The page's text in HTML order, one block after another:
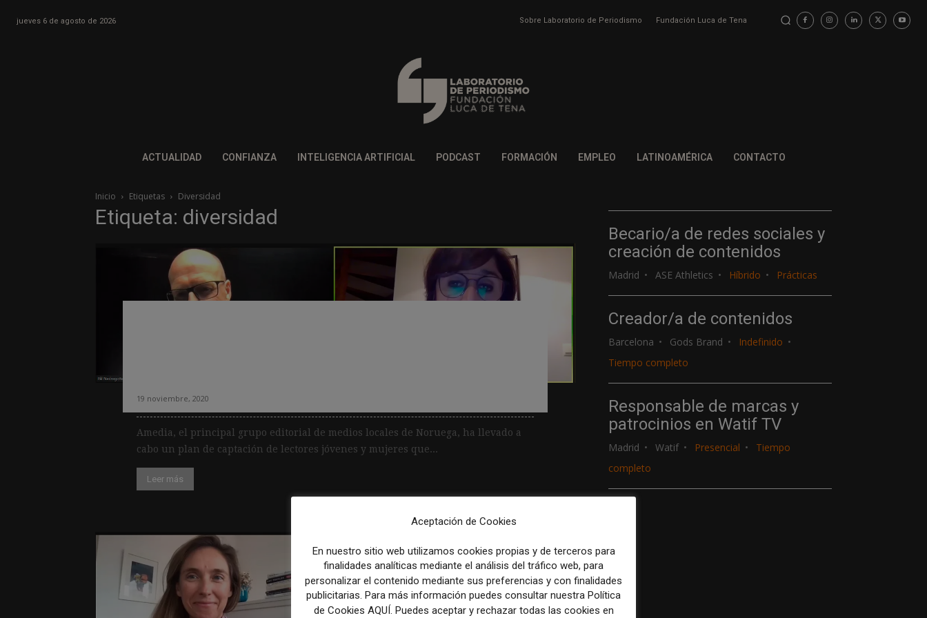
jueves 6 de agosto de 2026 Sobre Laboratorio de Periodismo Fundación Luca de Tena
ACTUALIDAD CONFIANZA INTELIGENCIA ARTIFICIAL PODCAST FORMACIÓN EMPLEO LATINOAMÉRICA CONTACTO
Inicio Etiquetas Diversidad
Etiqueta: diversidad
19 noviembre, 2020
Amedia, el principal grupo editorial de medios locales de Noruega, ha llevado a
cabo un plan de captación de lectores jóvenes y mujeres que...
Leer más
Becario/a de redes sociales y
creación de contenidos
Madrid ASE Athletics Híbrido Prácticas
Creador/a de contenidos
Barcelona Gods Brand
Indefinido
Tiempo completo
Responsable de marcas y
patrocinios en Watif TV
Madrid Watif Presencial
Tiempo
completo
Aceptación de Cookies
En nuestro sitio web utilizamos cookies propias y de terceros para
finalidades analíticas mediante el análisis del tráfico web, para
personalizar el contenido mediante sus preferencias y con finalidades
publicitarias. Para más información puedes consultar nuestra Política
de Cookies AQUÍ. Puedes aceptar y rechazar todas las cookies en